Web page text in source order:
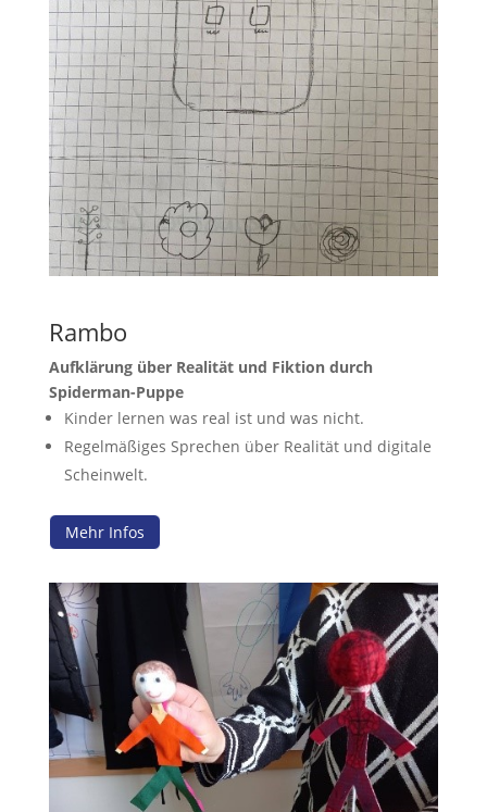
Rambo
Aufklärung über Realität und Fiktion durch
Spiderman-Puppe
Kinder lernen was real ist und was nicht.
Regelmäßiges Sprechen über Realität und digitale
Scheinwelt.
Mehr Infos